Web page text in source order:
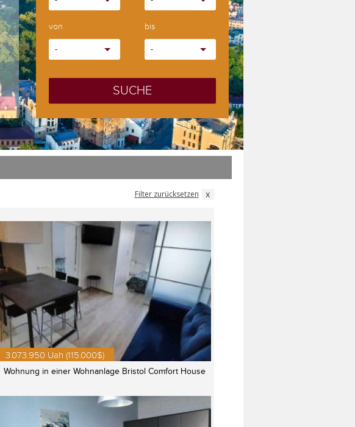
von
-
bis
-
SUCHE
Filter zurücksetzen x
3.073.950 Uah (115.000$)
Wohnung in einer Wohnanlage Bristol Comfort House